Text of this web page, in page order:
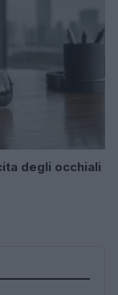
degli occhiali